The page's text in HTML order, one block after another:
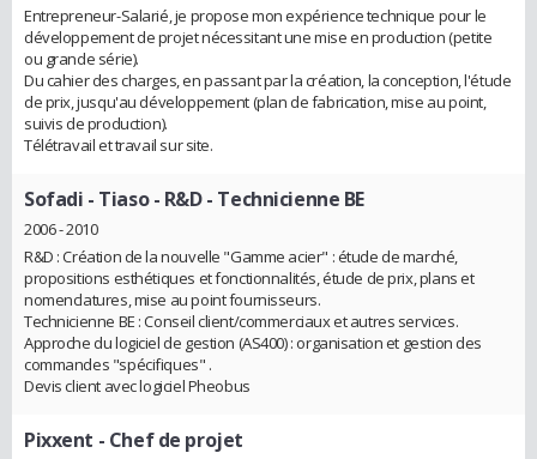
Entrepreneur-Salarié, je propose mon expérience technique pour le
développement de projet nécessitant une mise en production (petite
ou grande série).
Du cahier des charges, en passant par la création, la conception, l'étude
de prix, jusqu'au développement (plan de fabrication, mise au point,
suivis de production).
Télétravail et travail sur site.
Sofadi - Tiaso- R&D - Technicienne BE
2006 - 2010
R&D : Création de la nouvelle "Gamme acier" : étude de marché,
propositions esthétiques et fonctionnalités, étude de prix, plans et
nomenclatures, mise au point fournisseurs.
Technicienne BE : Conseil client/commerciaux et autres services.
Approche du logiciel de gestion (AS400) : organisation et gestion des
commandes "spécifiques" .
Devis client avec logiciel Pheobus
Pixxent - Chef de projet